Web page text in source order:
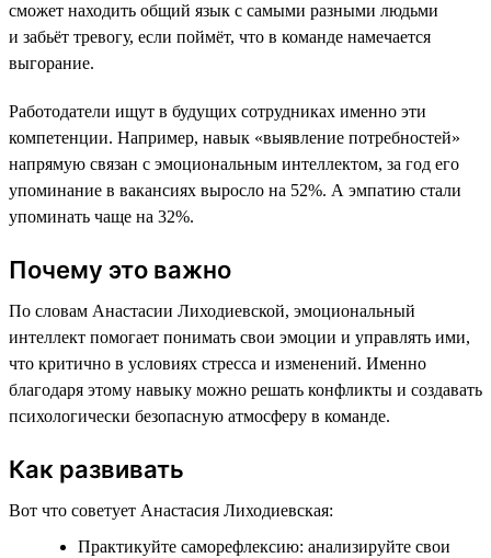
сможет находить общий язык с самыми разными людьми
и забьёт тревогу, если поймёт, что в команде намечается
выгорание.
Работодатели ищут в будущих сотрудниках именно эти
компетенции. Например, навык «выявление потребностей»
напрямую связан с эмоциональным интеллектом, за год его
упоминание в вакансиях выросло на 52%. А эмпатию стали
упоминать чаще на 32%.
Почему это важно
По словам Анастасии Лиходиевской, эмоциональный
интеллект помогает понимать свои эмоции и управлять ими,
что критично в условиях стресса и изменений. Именно
благодаря этому навыку можно решать конфликты и создавать
психологически безопасную атмосферу в команде.
Как развивать
Вот что советует Анастасия Лиходиевская:
Практикуйте саморефлексию: анализируйте свои